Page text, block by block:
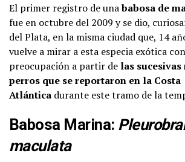
El primer registro de unababosa de
fue en octubre del 2009 y se dio,
del Plata, en la misma ciudad que, 14
vuelve a mirar a esta especia exótica
preocupación a partir de las
perros que se reportaron en la Costa
Atlántica durante este tramo de la
Babosa Marina:
maculata